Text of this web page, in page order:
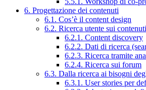
6. Progettazione dei contenuti
6.1. Cos’è il content design
6.2. Ricerca utente sui
6.2.1. Content discovery
6.2.2. Dati di ricerca
6.2.3. Ricerca tramite
6.2.4. Ricerca sui forum
6.3. Dalla ricerca ai bisogni
6.3.1. User stories per